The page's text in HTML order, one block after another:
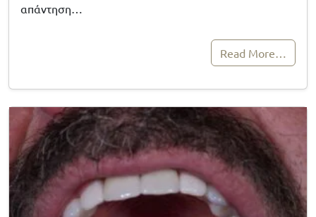
απάντηση…
Read More…